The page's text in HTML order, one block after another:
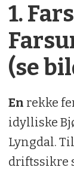
1.
(se
En rekke
idylliske
Lyngdal.
driftssikre